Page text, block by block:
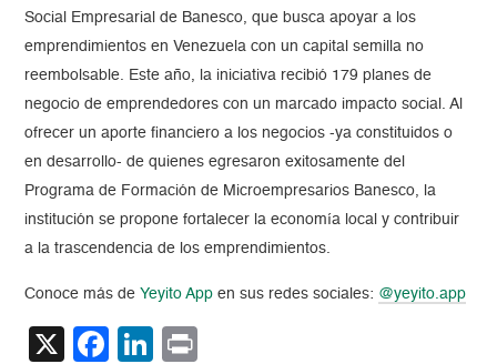
Social Empresarial de Banesco, que busca apoyar a los
emprendimientos en Venezuela con un capital semilla no
reembolsable. Este año, la iniciativa recibió 179 planes de
negocio de emprendedores con un marcado impacto social. Al
ofrecer un aporte financiero a los negocios -ya constituidos o
en desarrollo- de quienes egresaron exitosamente del
Programa de Formación de Microempresarios Banesco, la
institución se propone fortalecer la economía local y contribuir
a la trascendencia de los emprendimientos.
Conoce más de Yeyito App en sus redes sociales: @yeyito.app
X Facebook
LinkedIn